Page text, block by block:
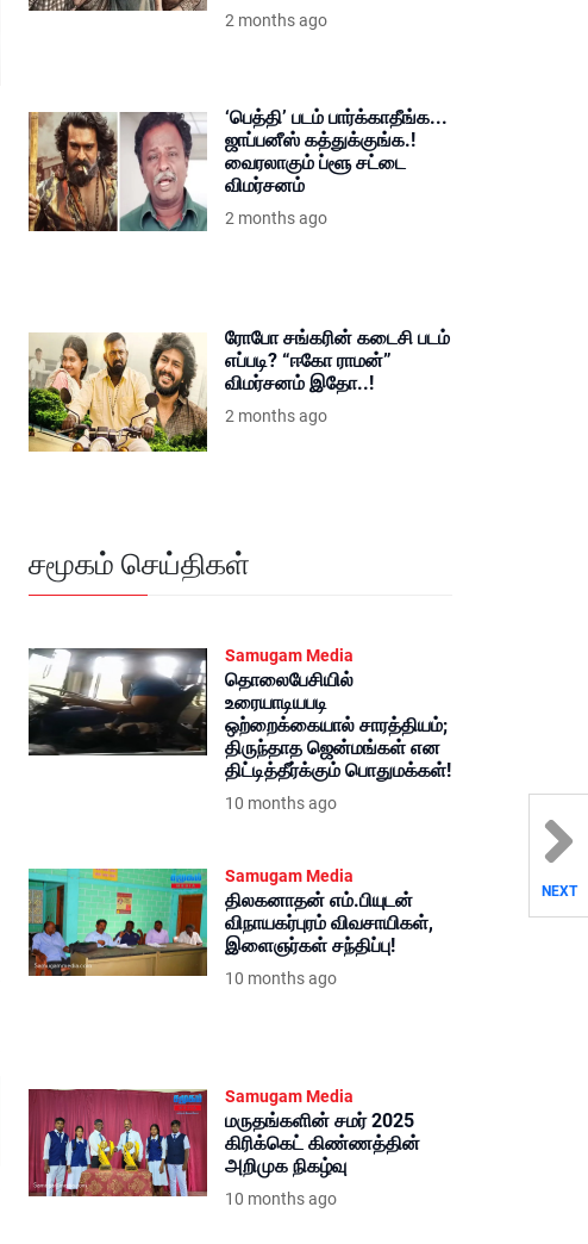
NEXT
2 months ago
‘பெத்தி’ படம் பார்க்காதீங்க...
ஜாப்பனீஸ் கத்துக்குங்க.!
வைரலாகும் ப்ளூ சட்டை
விமர்சனம்
2 months ago
ரோபோ சங்கரின் கடைசி படம்
எப்படி? “ஈகோ ராமன்”
விமர்சனம் இதோ..!
2 months ago
சமூகம் செய்திகள்
Samugam Media
தொலைபேசியில்
உரையாடியபடி
ஒற்றைக்கையால் சாரத்தியம்;
திருந்தாத ஜென்மங்கள் என
திட்டித்தீர்க்கும் பொதுமக்கள்!
10 months ago
Samugam Media
திலகனாதன் எம்.பியுடன்
விநாயகர்புரம் விவசாயிகள்,
இளைஞர்கள் சந்திப்பு!
10 months ago
Samugam Media
மருதங்களின் சமர் 2025
கிரிக்கெட் கிண்ணத்தின்
அறிமுக நிகழ்வு
10 months ago